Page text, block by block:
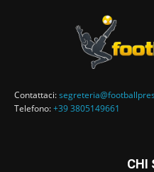
Contattaci:
Telefono:+39 3805149661
CHI